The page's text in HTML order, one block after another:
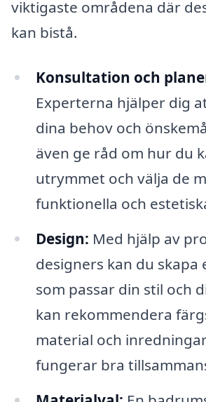
viktigaste områdena där
kan bistå.
Konsultation och
Experterna hjälper dig
dina behov och
även ge råd om hur du
utrymmet och välja de
funktionella och
Design: Med hjälp av
designers kan du
som passar din stil och
kan rekommendera
material och
fungerar bra